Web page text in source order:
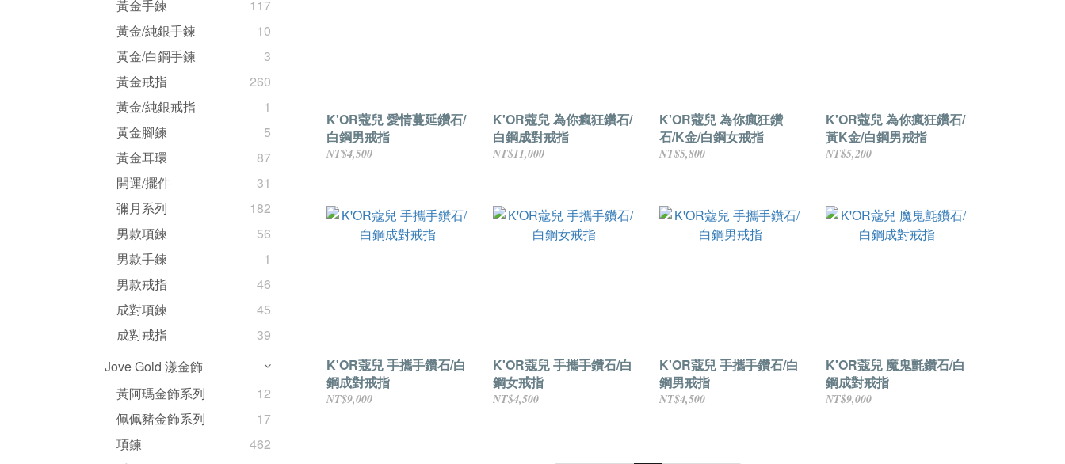
黃金手鍊
117
黃金/純銀手鍊
10
黃金/白鋼手鍊
3
黃金戒指
260
黃金/純銀戒指
1
黃金腳鍊
5
黃金耳環
87
開運/擺件
31
彌月系列
182
男款項鍊
56
男款手鍊
1
男款戒指
46
成對項鍊
45
成對戒指
39
Jove Gold 漾金飾
黃阿瑪金飾系列
12
佩佩豬金飾系列
17
項鍊
462
K'OR蔻兒 愛情蔓延鑽石/
白鋼男戒指
NT$4,500
K'OR蔻兒 為你瘋狂鑽石/
白鋼成對戒指
NT$11,000
K'OR蔻兒 為你瘋狂鑽
石/K金/白鋼女戒指
NT$5,800
K'OR蔻兒 為你瘋狂鑽石/
黃K金/白鋼男戒指
NT$5,200
K'OR蔻兒 手攜手鑽石/白
鋼成對戒指
NT$9,000
K'OR蔻兒 手攜手鑽石/白
鋼女戒指
NT$4,500
K'OR蔻兒 手攜手鑽石/白
鋼男戒指
NT$4,500
K'OR蔻兒 魔鬼氈鑽石/白
鋼成對戒指
NT$9,000